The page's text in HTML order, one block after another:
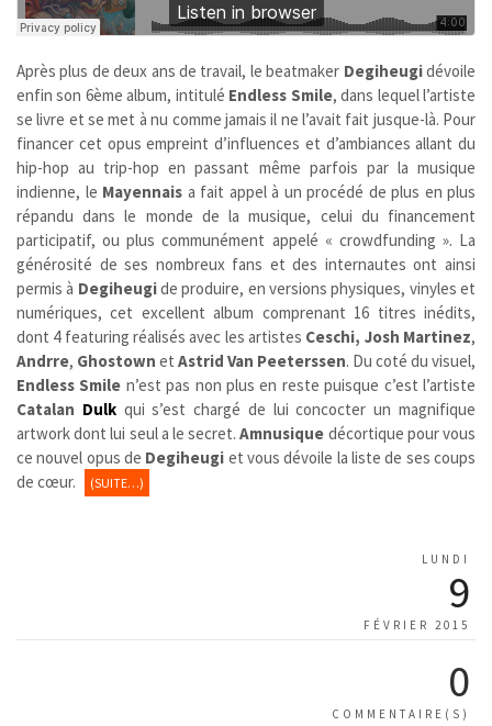
Après plus de deux ans de travail, le beatmaker Degiheugidévoile
enfin son 6ème album, intitulé Endless Smile, dans lequel l’artiste
se livre et se met à nu comme jamais il ne l’avait fait jusque-là. Pour
financer cet opus empreint d’influences et d’ambiances allant du
hip-hop au trip-hop en passant même parfois par la musique
indienne, le Mayennais a fait appel à un procédé de plus en plus
répandu dans le monde de la musique, celui du financement
participatif, ou plus communément appelé « crowdfunding ». La
générosité de ses nombreux fans et des internautes ont ainsi
permis à Degiheugide produire, en versions physiques, vinyles et
numériques, cet excellent album comprenant 16 titres inédits,
dont 4 featuring réalisés avec les artistes Ceschi, Josh Martinez,
Andrre, Ghostown et Astrid Van Peeterssen. Du coté du visuel,
Endless Smile n’est pas non plus en reste puisque c’est l’artiste
Catalan Dulkqui s’est chargé de lui concocter un magnifique
artwork dont lui seul a le secret.Amnusique décortique pour vous
ce nouvel opus de Degiheugi et vous dévoile la liste de ses coups
de cœur.
(SUITE…)
LUNDI
9
FÉVRIER 2015
0
COMMENTAIRE(S)